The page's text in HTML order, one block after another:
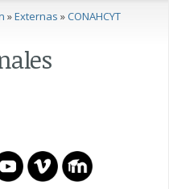
»Externas »CONAHCYT